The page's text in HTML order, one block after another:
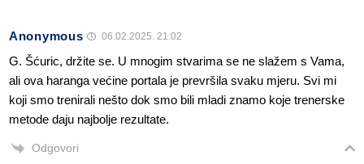
Anonymous 06.02.2025. 21:02
G. Šćuric, držite se. U mnogim stvarima se ne slažem s Vama,
ali ova haranga većine portala je prevršila svaku mjeru. Svi mi
koji smo trenirali nešto dok smo bili mladi znamo koje trenerske
metode daju najbolje rezultate.
Odgovori